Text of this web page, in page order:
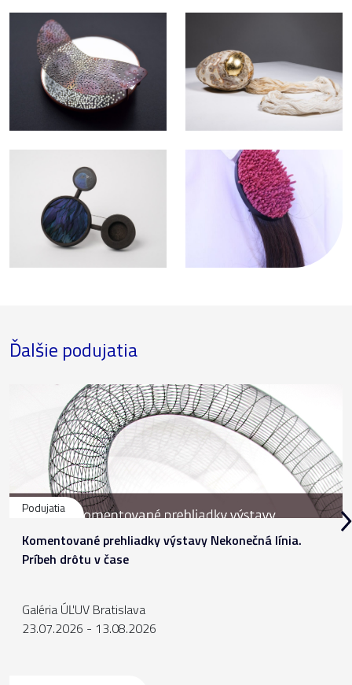
Ďalšie podujatia
Podujatia
Komentované prehliadky výstavy Nekonečná línia.
Príbeh drôtu v čase
Galéria ÚĽUV Bratislava
23.07.2026 - 13.08.2026